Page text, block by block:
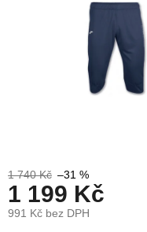
1 740 Kč –31 %
1 199 Kč
991 Kč bez DPH